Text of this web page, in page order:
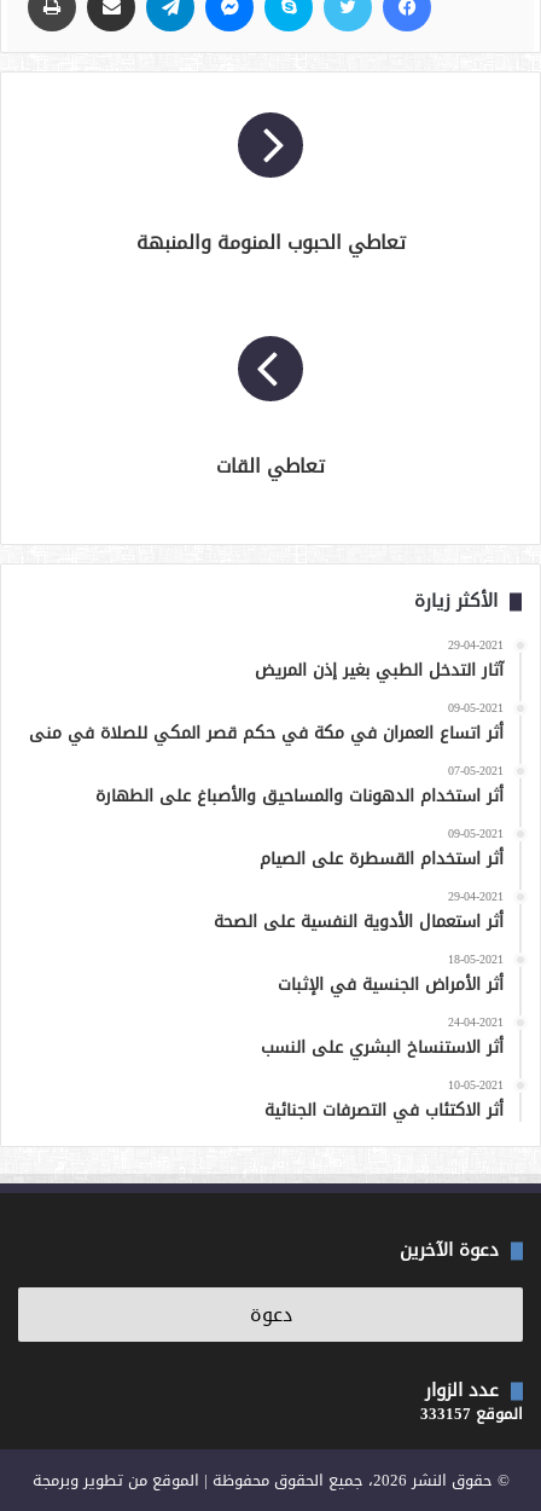
تعاطي الحبوب المنومة والمنبهة
تعاطي القات
الأكثر زيارة
29-04-2021
آثار التدخل الطبي بغير إذن المريض
09-05-2021
أثر اتساع العمران في مكة في حكم قصر المكي للصلاة في منى
07-05-2021
أثر استخدام الدهونات والمساحيق والأصباغ على الطهارة
09-05-2021
أثر استخدام القسطرة على الصيام
29-04-2021
أثر استعمال الأدوية النفسية على الصحة
18-05-2021
أثر الأمراض الجنسية في الإثبات
24-04-2021
أثر الاستنساخ البشري على النسب
10-05-2021
أثر الاكتئاب في التصرفات الجنائية
دعوة الآخرين
عدد الزوار
الموقع 333157
© حقوق النشر 2026، جميع الحقوق محفوظة | الموقع من تطوير وبرمجة